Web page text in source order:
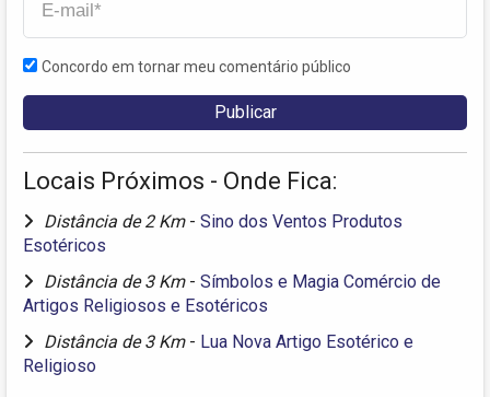
Concordo em tornar meu comentário público
Locais Próximos - Onde Fica:
Distância de 2 Km - Sino dos Ventos Produtos
Esotéricos
Distância de 3 Km - Símbolos e Magia Comércio de
Artigos Religiosos e Esotéricos
Distância de 3 Km - Lua Nova Artigo Esotérico e
Religioso